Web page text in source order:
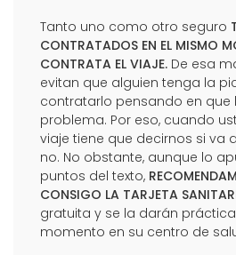
Tanto uno como otro seguro
CONTRATADOS EN EL MISMO
CONTRATA EL VIAJE. De esa
evitan que alguien tenga la
contratarlo pensando en que
problema. Por eso, cuando
viaje tiene que decirnos si va
no. No obstante, aunque lo
puntos del texto,
CONSIGO LA TARJETA
gratuita y se la darán
momento en su centro de